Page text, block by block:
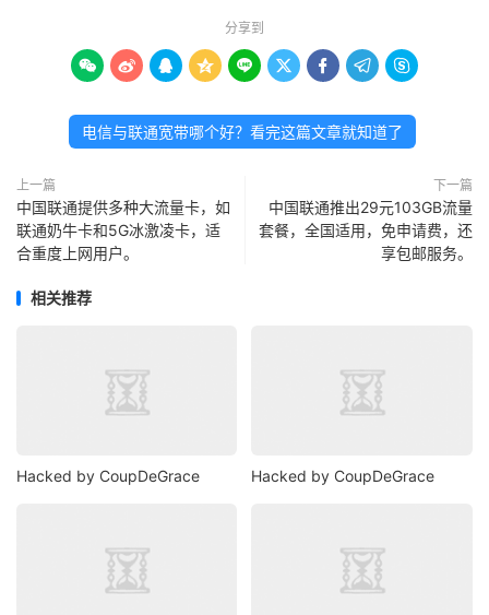
分享到
        
电信与联通宽带哪个好？看完这篇文章就知道了
上一篇
中国联通提供多种大流量卡，如
联通奶牛卡和5G冰激凌卡，适
合重度上网用户。
下一篇
中国联通推出29元103GB流量
套餐，全国适用，免申请费，还
享包邮服务。
相关推荐
Hacked by CoupDeGrace Hacked by CoupDeGrace